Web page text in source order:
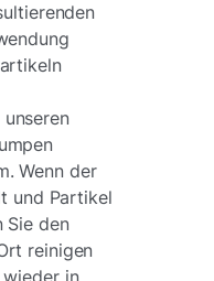
Wenn der
und Partikel
Sie den
reinigen
in